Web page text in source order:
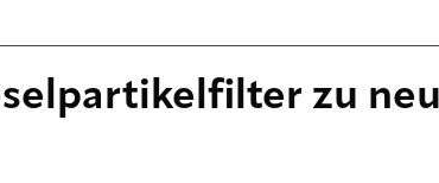
zu